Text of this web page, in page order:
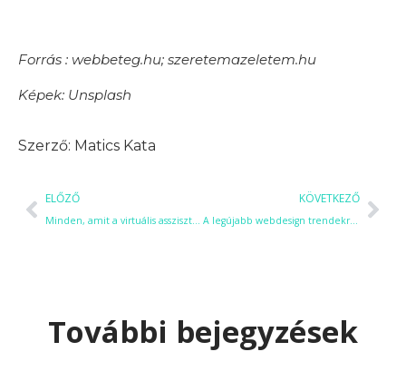
Forrás : webbeteg.hu; szeretemazeletem.hu
Képek: Unsplash
Matics Kata
ELŐZŐ
Minden, amit a virtuális asszisztensek munkájáról tudni érdemes!
KÖVETKEZŐ
A legújabb webdesign trendekről röviden
További bejegyzések